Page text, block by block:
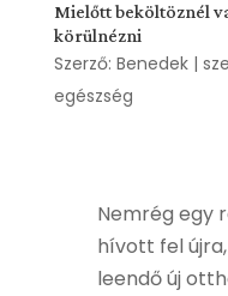
Mielőtt beköltöznél
körülnézni
Szerző: Benedek|
egészség
Nemrég egy
hívott fel
leendő új